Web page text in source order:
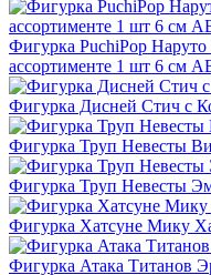
Фигурка PuchiPop
ассортименте 1 шт 6 см
Фигурка Дисней Стич с
Фигурка Труп Невесты
Фигурка Труп Невесты
Фигурка Хатсуне Мику
Фигурка Атака Титанов